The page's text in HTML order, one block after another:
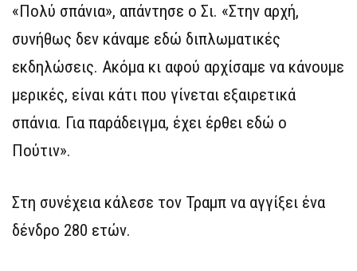
«Πολύ σπάνια», απάντησε ο Σι. «Στην αρχή,
συνήθως δεν κάναμε εδώ διπλωματικές
εκδηλώσεις. Ακόμα κι αφού αρχίσαμε να κάνουμε
μερικές, είναι κάτι που γίνεται εξαιρετικά
σπάνια. Για παράδειγμα, έχει έρθει εδώ ο
Πούτιν».
Στη συνέχεια κάλεσε τον Τραμπ να αγγίξει ένα
δένδρο 280 ετών.